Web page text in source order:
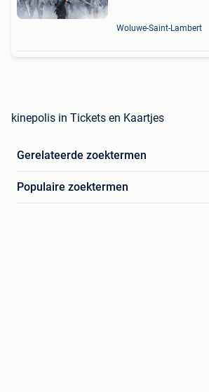
Woluwe-Saint-Lambert
kinepolis in Tickets en Kaartjes
Gerelateerde zoektermen
Populaire zoektermen